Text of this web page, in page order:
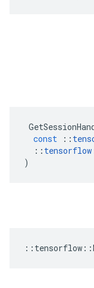
const
::
:: tensorflow
)
:: tensorflow ::